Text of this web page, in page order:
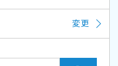
変更